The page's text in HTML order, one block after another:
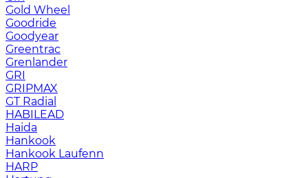
Gold Wheel
Goodride
Goodyear
Greentrac
Grenlander
GRI
GRIPMAX
GT Radial
HABILEAD
Haida
Hankook
Hankook Laufenn
HARP